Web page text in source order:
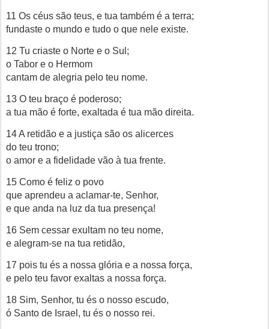
11 Os céus são teus, e tua também é a terra;
fundaste o mundo e tudo o que nele existe.
12 Tu criaste o Norte e o Sul;
o Tabor e o Hermom
cantam de alegria pelo teu nome.
13 O teu braço é poderoso;
a tua mão é forte, exaltada é tua mão direita.
14 A retidão e a justiça são os alicerces
do teu trono;
o amor e a fidelidade vão à tua frente.
15 Como é feliz o povo
que aprendeu a aclamar-te, Senhor,
e que anda na luz da tua presença!
16 Sem cessar exultam no teu nome,
e alegram-se na tua retidão,
17 pois tu és a nossa glória e a nossa força,
e pelo teu favor exaltas a nossa força.
18 Sim, Senhor, tu és o nosso escudo,
ó Santo de Israel, tu és o nosso rei.